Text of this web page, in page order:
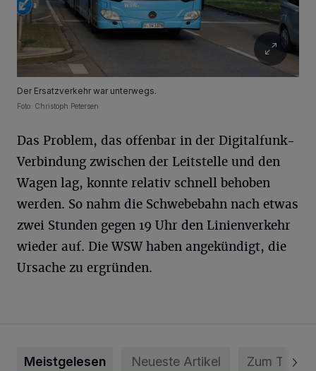
Der Ersatzverkehr war unterwegs.
Foto: Christoph Petersen
Das Problem, das offenbar in der Digitalfunk-
Verbindung zwischen der Leitstelle und den
Wagen lag, konnte relativ schnell behoben
werden. So nahm die Schwebebahn nach etwas
zwei Stunden gegen 19 Uhr den Linienverkehr
wieder auf. Die WSW haben angekündigt, die
Ursache zu ergründen.
Meistgelesen Neueste Artikel Zum Thema